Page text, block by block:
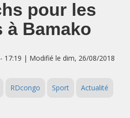
pour les
à Bamako
17:19 | Modifié le dim, 26/08/2018
RDcongo Sport Actualité